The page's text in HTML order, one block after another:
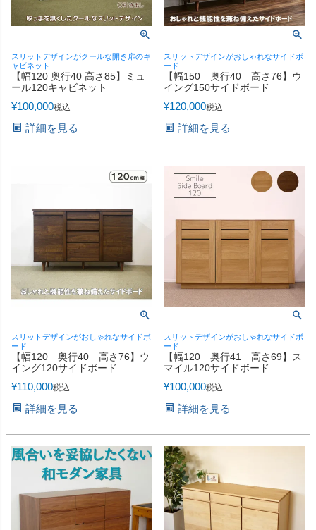
スリットデザインがクールな開き扉のキ
ャビネット
【幅120 奥行40 高さ85】ミュ
ール120キャビネット
¥100,000税込
詳細を見る
スリットデザインがおしゃれなサイドボ
ード
【幅150 奥行40 高さ76】ウ
イング150サイドボード
¥120,000税込
詳細を見る
スリットデザインがおしゃれなサイドボ
ード
【幅120 奥行40 高さ76】ウ
イング120サイドボード
¥110,000税込
詳細を見る
スリットデザインがおしゃれなサイドボ
ード
【幅120 奥行41 高さ69】ス
マイル120サイドボード
¥100,000税込
詳細を見る